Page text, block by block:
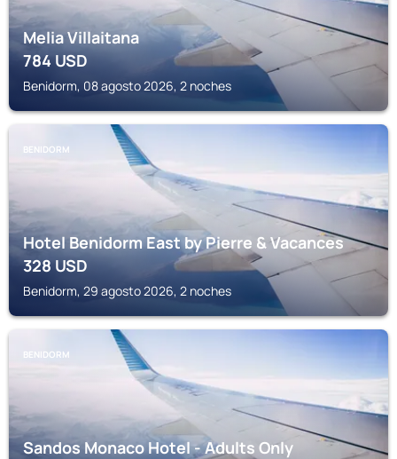
Melia Villaitana
784USD
Benidorm, 08 agosto 2026, 2 noches
BENIDORM
Hotel Benidorm East by Pierre & Vacances
328USD
Benidorm, 29 agosto 2026, 2 noches
BENIDORM
Sandos Monaco Hotel - Adults Only